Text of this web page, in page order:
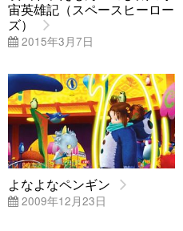
宙英雄記（スペースヒーロー
ズ）
2015年3月7日
よなよなペンギン
2009年12月23日